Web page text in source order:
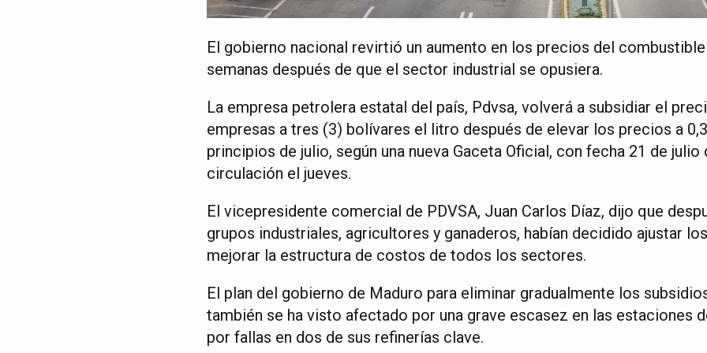
El gobierno nacional revirtió un aumento en los precios del
semanas después de que el sector industrial se opusiera.
La empresa petrolera estatal del país, Pdvsa, volverá a subsidiar el
empresas a tres (3) bolívares el litro después de elevar los precios a
principios de julio, según una nueva Gaceta Oficial, con fecha 21 de julio
circulación el jueves.
El vicepresidente comercial de PDVSA, Juan Carlos Díaz, dijo que
grupos industriales, agricultores y ganaderos, habían decidido ajustar
mejorar la estructura de costos de todos los sectores.
El plan del gobierno de Maduro para eliminar gradualmente los
también se ha visto afectado por una grave escasez en las estaciones
por fallas en dos de sus refinerías clave.